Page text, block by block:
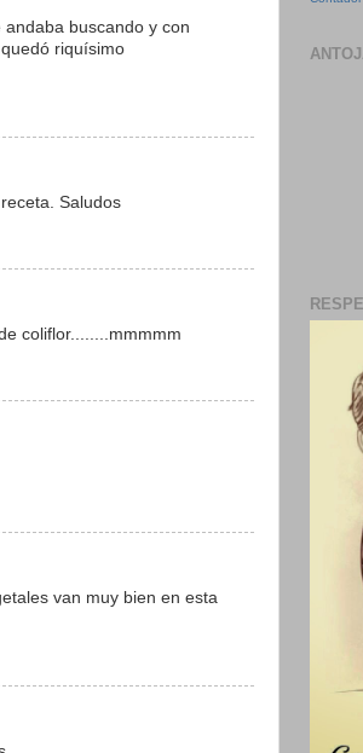
buscando y con
riquísimo
Saludos
coliflor........mmmmm
van muy bien en esta